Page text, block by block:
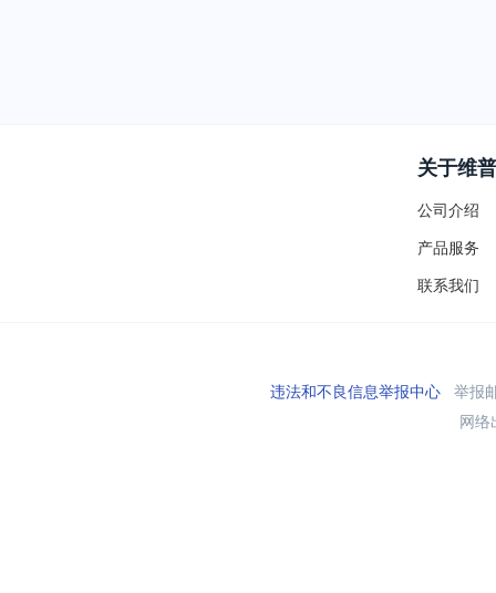
关于维普
公司介绍
产品服务
联系我们
违法和不良信息举报中心举报
网